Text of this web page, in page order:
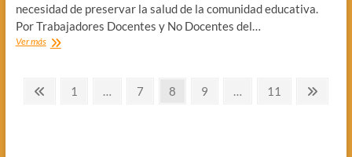
necesidad de preservar la salud de la comunidad educativa.
Por Trabajadores Docentes y No Docentes del…
Ver másEDUCACION
Paginación
PáginaPágina
1 … Página
7 Página
8 Página
9 … Página
11
Página